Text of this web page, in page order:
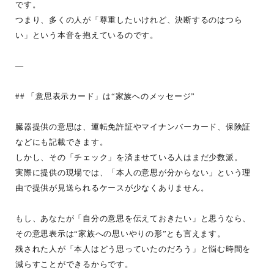
です。
つまり、多くの人が「尊重したいけれど、決断するのはつら
い」という本音を抱えているのです。
—
## 「意思表示カード」は“家族へのメッセージ”
臓器提供の意思は、運転免許証やマイナンバーカード、保険証
などにも記載できます。
しかし、その「チェック」を済ませている人はまだ少数派。
実際に提供の現場では、「本人の意思が分からない」という理
由で提供が見送られるケースが少なくありません。
もし、あなたが「自分の意思を伝えておきたい」と思うなら、
その意思表示は“家族への思いやりの形”とも言えます。
残された人が「本人はどう思っていたのだろう」と悩む時間を
減らすことができるからです。